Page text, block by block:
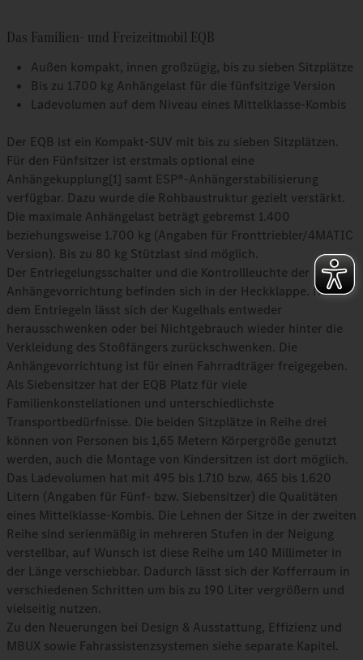
Das Familien- und Freizeitmobil EQB
Außen kompakt, innen großzügig, bis zu sieben Sitzplätze
Bis zu 1.700 kg Anhängelast für die fünfsitzige Version
Ladevolumen auf dem Niveau eines Mittelklasse-Kombis
Der EQB ist ein Kompakt-SUV mit bis zu sieben Sitzplätzen.
Für den Fünfsitzer ist erstmals optional eine
Anhängekupplung[1] samt ESP®-Anhängerstabilisierung
verfügbar. Dazu wurde die Rohbaustruktur gezielt verstärkt.
Die maximale Anhängelast beträgt gebremst 1.400
beziehungsweise 1.700 kg (Angaben für Fronttriebler/4MATIC
Version). Bis zu 80 kg Stützlast sind möglich.
Der Entriegelungsschalter und die Kontrollleuchte der
Anhängevorrichtung befinden sich in der Heckklappe. Nach
dem Entriegeln lässt sich der Kugelhals entweder
herausschwenken oder bei Nichtgebrauch wieder hinter die
Verkleidung des Stoßfängers zurückschwenken. Die
Anhängevorrichtung ist für einen Fahrradträger freigegeben.
Als Siebensitzer hat der EQB Platz für viele
Familienkonstellationen und unterschiedlichste
Transportbedürfnisse. Die beiden Sitzplätze in Reihe drei
können von Personen bis 1,65 Metern Körpergröße genutzt
werden, auch die Montage von Kindersitzen ist dort möglich.
Das Ladevolumen hat mit 495 bis 1.710 bzw. 465 bis 1.620
Litern (Angaben für Fünf- bzw. Siebensitzer) die Qualitäten
eines Mittelklasse-Kombis. Die Lehnen der Sitze in der zweiten
Reihe sind serienmäßig in mehreren Stufen in der Neigung
verstellbar, auf Wunsch ist diese Reihe um 140 Millimeter in
der Länge verschiebbar. Dadurch lässt sich der Kofferraum in
verschiedenen Schritten um bis zu 190 Liter vergrößern und
vielseitig nutzen.
Zu den Neuerungen bei Design & Ausstattung, Effizienz und
MBUX sowie Fahrassistenzsystemen siehe separate Kapitel.